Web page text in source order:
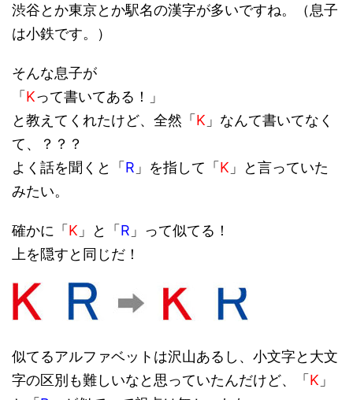
渋谷とか東京とか駅名の漢字が多いですね。（息子
は小鉄です。）
そんな息子が
「 Kって書いてある！」
と教えてくれたけど、全然「 K 」なんて書いてなく
て、？？？
よく話を聞くと「 R 」を指して「 K 」と言っていた
みたい。
確かに「 K 」と「 R 」って似てる！
上を隠すと同じだ！
似てるアルファベットは沢山あるし、小文字と大文
字の区別も難しいなと思っていたんだけど、「 K 」